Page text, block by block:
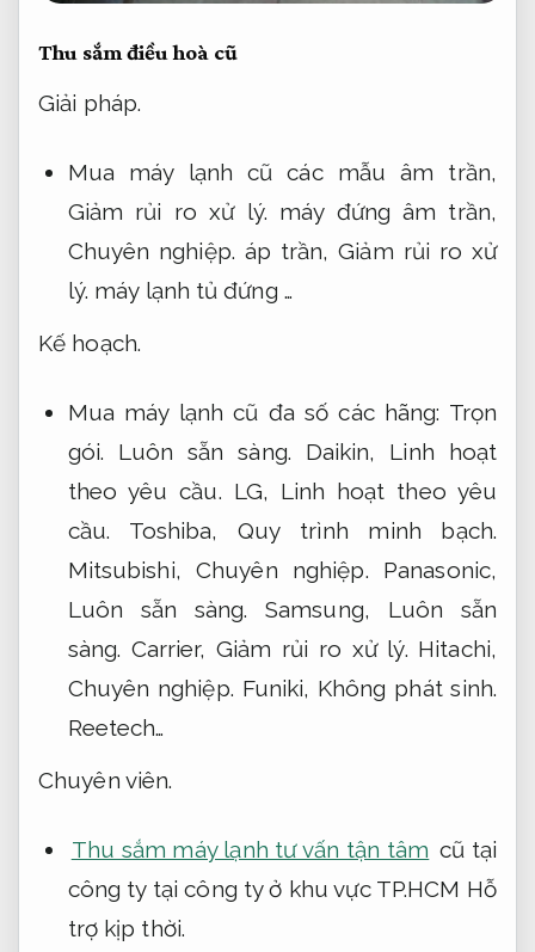
Thu sắm điều hoà cũ
Giải pháp.
Mua máy lạnh cũ các mẫu âm trần,
Giảm rủi ro xử lý. máy đứng âm trần,
Chuyên nghiệp. áp trần,Giảm rủi ro xử
lý. máy lạnh tủ đứng …
Kế hoạch.
Mua máy lạnh cũ đa số các hãng: Trọn
gói.
Luôn sẵn sàng. Daikin, Linh hoạt
theo yêu cầu. LG, Linh hoạt theo yêu
cầu. Toshiba,Quy trình minh bạch.
Mitsubishi,Chuyên nghiệp. Panasonic,
Luôn sẵn sàng. Samsung, Luôn sẵn
sàng. Carrier,Giảm rủi ro xử lý. Hitachi,
Chuyên nghiệp. Funiki, Không phát sinh.
Reetech…
Chuyên viên.
Thu sắm máy lạnh tư vấn tận tâm cũ tại
công ty tại công ty ở khu vực TP.HCM Hỗ
trợ kịp thời.